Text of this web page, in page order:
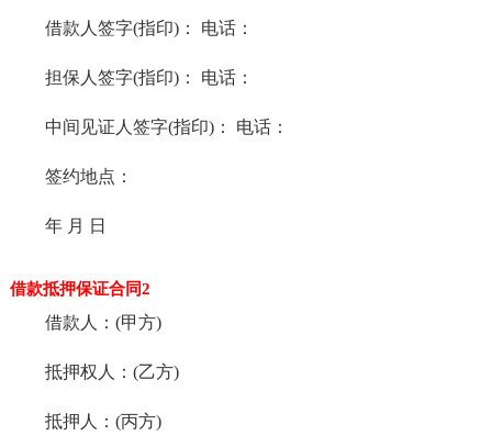
借款人签字(指印)： 电话：
担保人签字(指印)： 电话：
中间见证人签字(指印)： 电话：
签约地点：
年 月 日
借款抵押保证合同2
借款人：(甲方)
抵押权人：(乙方)
抵押人：(丙方)